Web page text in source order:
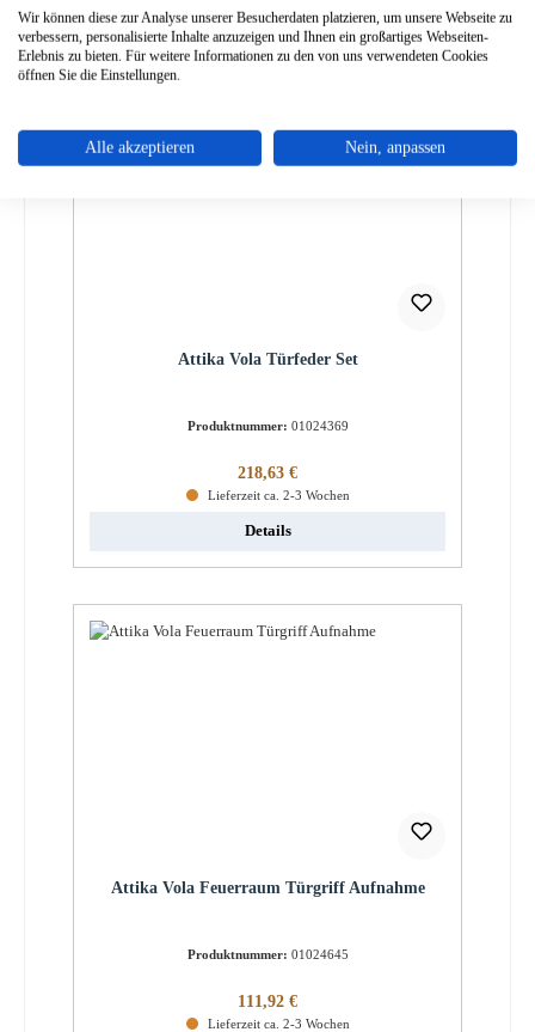
Attika Vola Türfeder Set
Produktnummer: 01024369
Regulärer Preis:
218,63 €
Lieferzeit ca. 2-3 Wochen
Details
Attika Vola Feuerraum Türgriff Aufnahme
Produktnummer: 01024645
Regulärer Preis:
111,92 €
Lieferzeit ca. 2-3 Wochen
Wir können diese zur Analyse unserer Besucherdaten platzieren, um unsere Webseite zu
verbessern, personalisierte Inhalte anzuzeigen und Ihnen ein großartiges Webseiten-
Erlebnis zu bieten. Für weitere Informationen zu den von uns verwendeten Cookies
öffnen Sie die Einstellungen.
Alle akzeptieren Nein, anpassen